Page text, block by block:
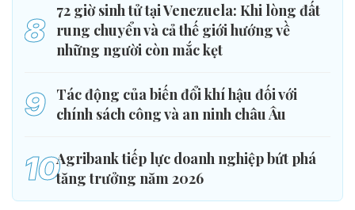
8
72 giờ sinh tử tại Venezuela: Khi lòng đất
rung chuyển và cả thế giới hướng về
những người còn mắc kẹt
9
Tác động của biến đổi khí hậu đối với
chính sách công và an ninh châu Âu
10Agribank tiếp lực doanh nghiệp bứt phá
tăng trưởng năm 2026